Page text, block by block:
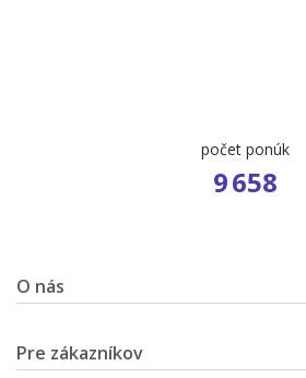
počet ponúk
9 658
O nás
Pre zákazníkov